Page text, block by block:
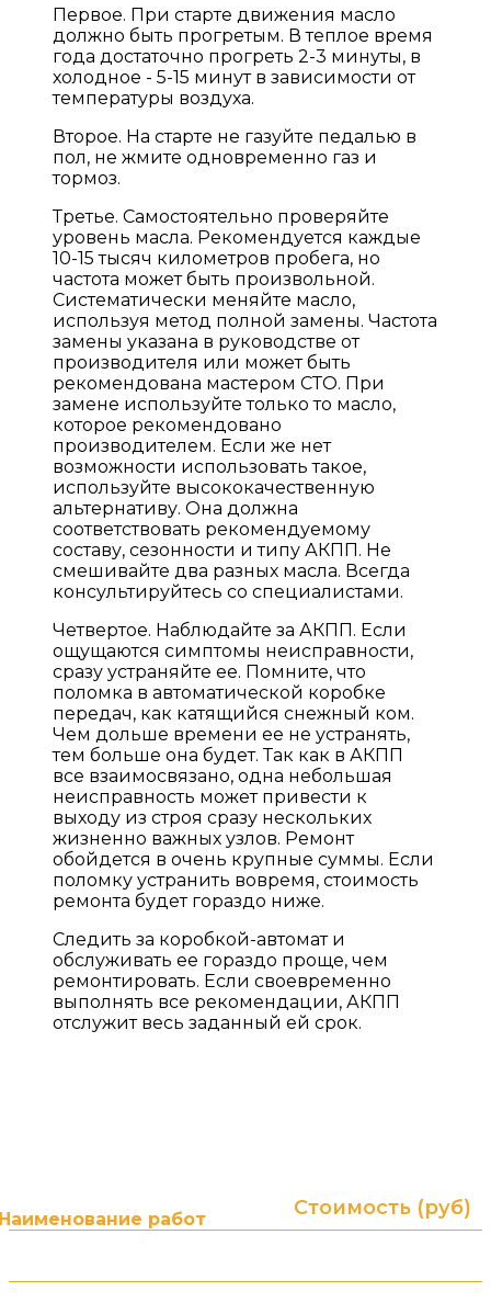
Первое. При старте движения масло
должно быть прогретым. В теплое время
года достаточно прогреть 2-3 минуты, в
холодное - 5-15 минут в зависимости от
температуры воздуха.
Второе. На старте не газуйте педалью в
пол, не жмите одновременно газ и
тормоз.
Третье. Самостоятельно проверяйте
уровень масла. Рекомендуется каждые
10-15 тысяч километров пробега, но
частота может быть произвольной.
Систематически меняйте масло,
используя метод полной замены. Частота
замены указана в руководстве от
производителя или может быть
рекомендована мастером СТО. При
замене используйте только то масло,
которое рекомендовано
производителем. Если же нет
возможности использовать такое,
используйте высококачественную
альтернативу. Она должна
соответствовать рекомендуемому
составу, сезонности и типу АКПП. Не
смешивайте два разных масла. Всегда
консультируйтесь со специалистами.
Четвертое. Наблюдайте за АКПП. Если
ощущаются симптомы неисправности,
сразу устраняйте ее. Помните, что
поломка в автоматической коробке
передач, как катящийся снежный ком.
Чем дольше времени ее не устранять,
тем больше она будет. Так как в АКПП
все взаимосвязано, одна небольшая
неисправность может привести к
выходу из строя сразу нескольких
жизненно важных узлов. Ремонт
обойдется в очень крупные суммы. Если
поломку устранить вовремя, стоимость
ремонта будет гораздо ниже.
Следить за коробкой-автомат и
обслуживать ее гораздо проще, чем
ремонтировать. Если своевременно
выполнять все рекомендации, АКПП
отслужит весь заданный ей срок.
работ
Стоимость (руб)